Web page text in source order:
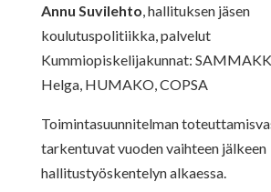
Annu Suvilehto, hallituksen jäsen
koulutuspolitiikka, palvelut
Kummiopiskelijakunnat:
Helga, HUMAKO, COPSA
Toimintasuunnitelman
tarkentuvat vuoden vaihteen jälkeen
hallitustyöskentelyn alkaessa.